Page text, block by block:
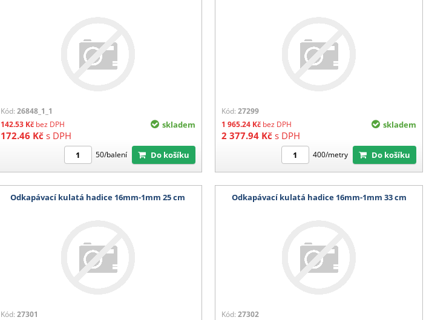
Kód:26848_1_1
142.53 Kč bez DPH
172.46 Kč s DPH
skladem
50/balení Do košíku
Kód:27299
1 965.24 Kč bez DPH
2 377.94 Kč s DPH
skladem
400/metry Do košíku
Odkapávací kulatá hadice 16mm-1mm 25 cm
Kód:27301
Odkapávací kulatá hadice 16mm-1mm 33 cm
Kód:27302